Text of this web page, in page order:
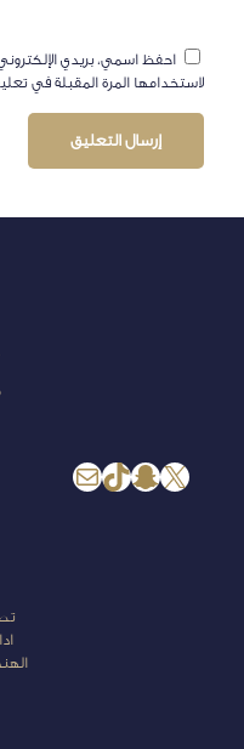
احفظ اسمي، بريدي
لاستخدامها المرة المقبلة في
إكس
سناب شاتتيك توكبريد